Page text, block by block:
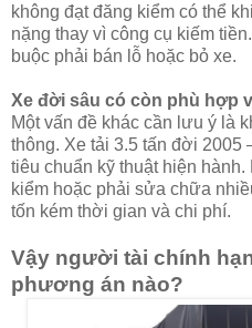
không đạt đăng kiểm có thể
nặng thay vì công cụ kiếm
buộc phải bán lỗ hoặc bỏ xe.
Xe đời sâu có còn phù hợp
Một vấn đề khác cần lưu ý là
thông. Xe tải 3.5 tấn đời 2005
tiêu chuẩn kỹ thuật hiện
kiểm hoặc phải sửa chữa
tốn kém thời gian và chi phí.
Vậy người tài chính
phương án nào?